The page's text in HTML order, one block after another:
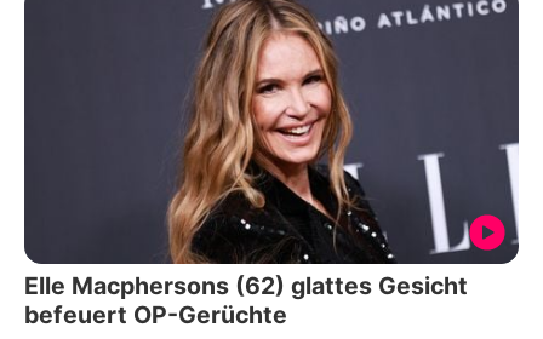
Elle Macphersons (62) glattes Gesicht
befeuert OP-Gerüchte